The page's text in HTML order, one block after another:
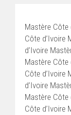
Mastère Côte
Côte d’Ivoire
d’Ivoire
Mastère Côte
Côte d’Ivoire
d’Ivoire
Mastère Côte
Côte d’Ivoire